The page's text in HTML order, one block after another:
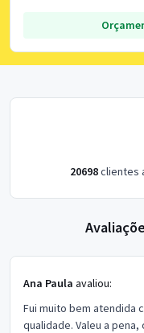
20698clientes
Ana Paula avaliou:
Fui muito bem atendida
qualidade. Valeu a